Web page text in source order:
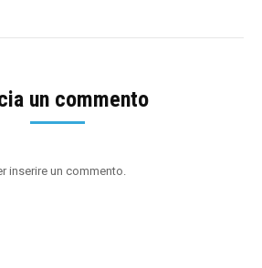
un commento
inserire un commento.